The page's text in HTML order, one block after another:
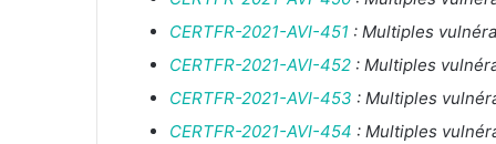
CERTFR-2021-AVI-451 : Multiples
CERTFR-2021-AVI-452 : Multiples
CERTFR-2021-AVI-453 : Multiples
CERTFR-2021-AVI-454 : Multiples